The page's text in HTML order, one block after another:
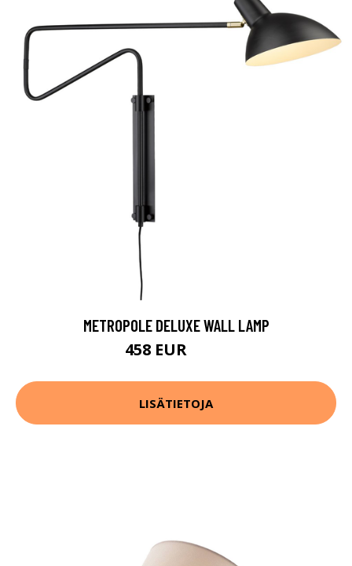
METROPOLE DELUXE WALL LAMP
458 EUR
LISÄTIETOJA